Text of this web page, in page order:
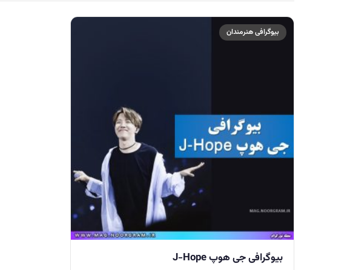
بیوگرافی هنرمندان
بیوگرافی جی هوپ J-Hope